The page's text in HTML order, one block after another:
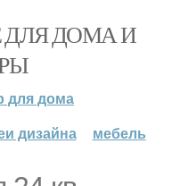
ДЛЯ ДОМА И
для дома
дизайна мебель